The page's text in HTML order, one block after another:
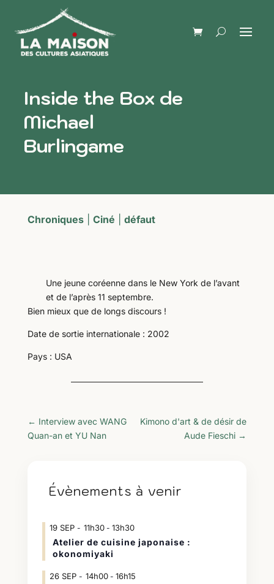
Inside the Box de
Michael
Burlingame
Chroniques| Ciné défaut
Une jeune coréenne dans le New York de l’avant
et de l’après 11 septembre.
Bien mieux que de longs discours !
Date de sortie internationale : 2002
Pays : USA
← Interview avec WANG
Quan-an et YU Nan
Kimono d'art & de désir de
Aude Fieschi →
Évènements à venir
19 SEP 11h30- 13h30
Atelier de cuisine japonaise :
okonomiyaki
26 SEP 14h00- 16h15